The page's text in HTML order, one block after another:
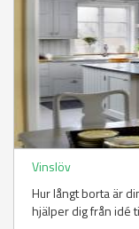
Vinslöv
Hur långt borta är
hjälper dig från idé